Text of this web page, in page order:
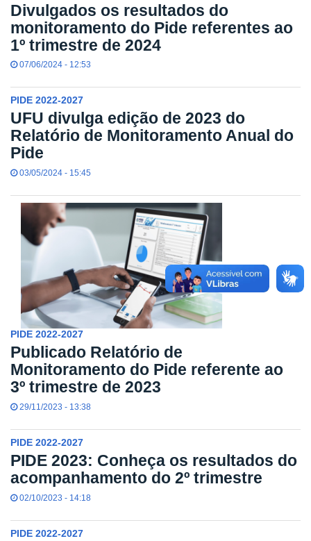
Divulgados os resultados do
monitoramento do Pide referentes ao
1º trimestre de 2024
07/06/2024 - 12:53
PIDE 2022-2027
UFU divulga edição de 2023 do
Relatório de Monitoramento Anual do
Pide
03/05/2024 - 15:45
PIDE 2022-2027
Publicado Relatório de
Monitoramento do Pide referente ao
3º trimestre de 2023
29/11/2023 - 13:38
PIDE 2022-2027
PIDE 2023: Conheça os resultados do
acompanhamento do 2º trimestre
02/10/2023 - 14:18
PIDE 2022-2027